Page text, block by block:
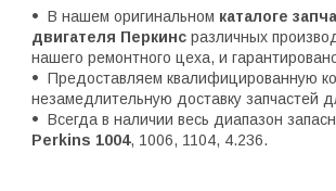
В нашем оригинальном каталоге
двигателя Перкинс различных
нашего ремонтного цеха, и
Предоставляем квалифицированную
незамедлительную доставку запчастей
Всегда в наличии весь диапазон
Perkins 1004, 1006, 1104, 4.236.